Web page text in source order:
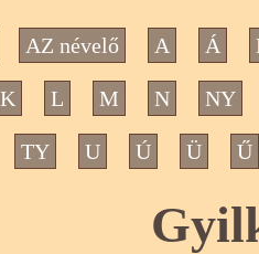
AZ névelő A Á
K L M N NY
TY U Ú Ü Ű